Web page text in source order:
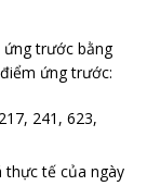
ứng trước bằng
ứng trước:
241, 623,
thực tế của ngày